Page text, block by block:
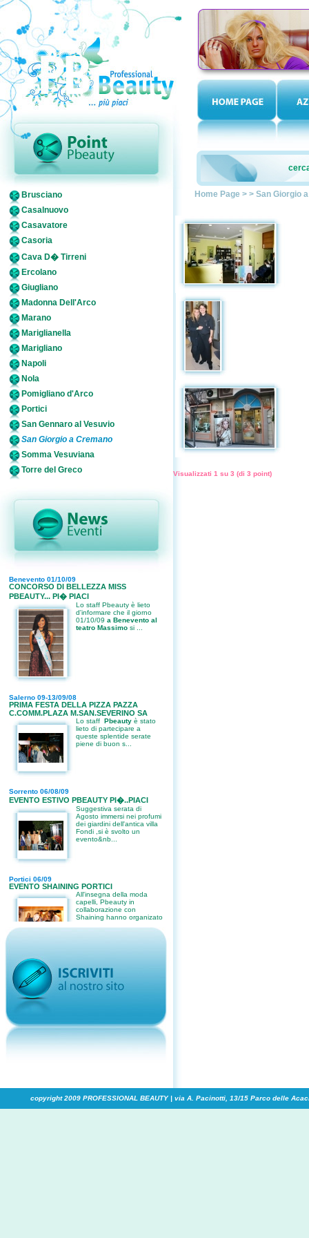
Brusciano
Casalnuovo
Casavatore
Casoria
Cava D� Tirreni
Ercolano
Giugliano
Madonna Dell'Arco
Marano
Mariglianella
Marigliano
Napoli
Nola
Pomigliano d'Arco
Portici
San Gennaro al Vesuvio
San Giorgio a Cremano
Somma Vesuviana
Torre del Greco
Home Page > > San Giorgio
Visualizzati 1 su 3 (di 3 point)
copyright 2009 PROFESSIONAL BEAUTY | via A. Pacinotti, 13/15 Parco delle